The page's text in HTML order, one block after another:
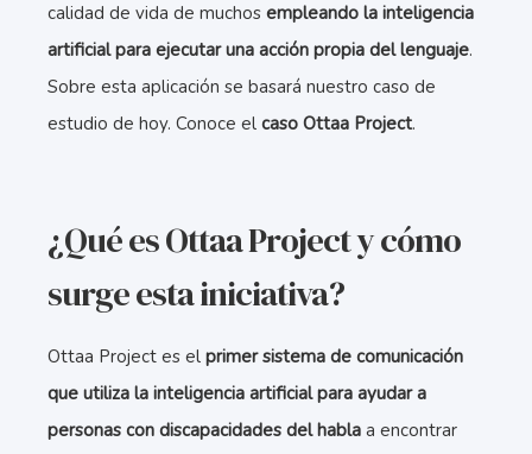
calidad de vida de muchos empleando la inteligencia
artificial para ejecutar una acción propia del lenguaje.
Sobre esta aplicación se basará nuestro caso de
estudio de hoy. Conoce el caso Ottaa Project.
¿Qué es Ottaa Project y cómo
surge esta iniciativa?
Ottaa Project es el primer sistema de comunicación
que utiliza la inteligencia artificial para ayudar a
personas con discapacidades del habla a encontrar